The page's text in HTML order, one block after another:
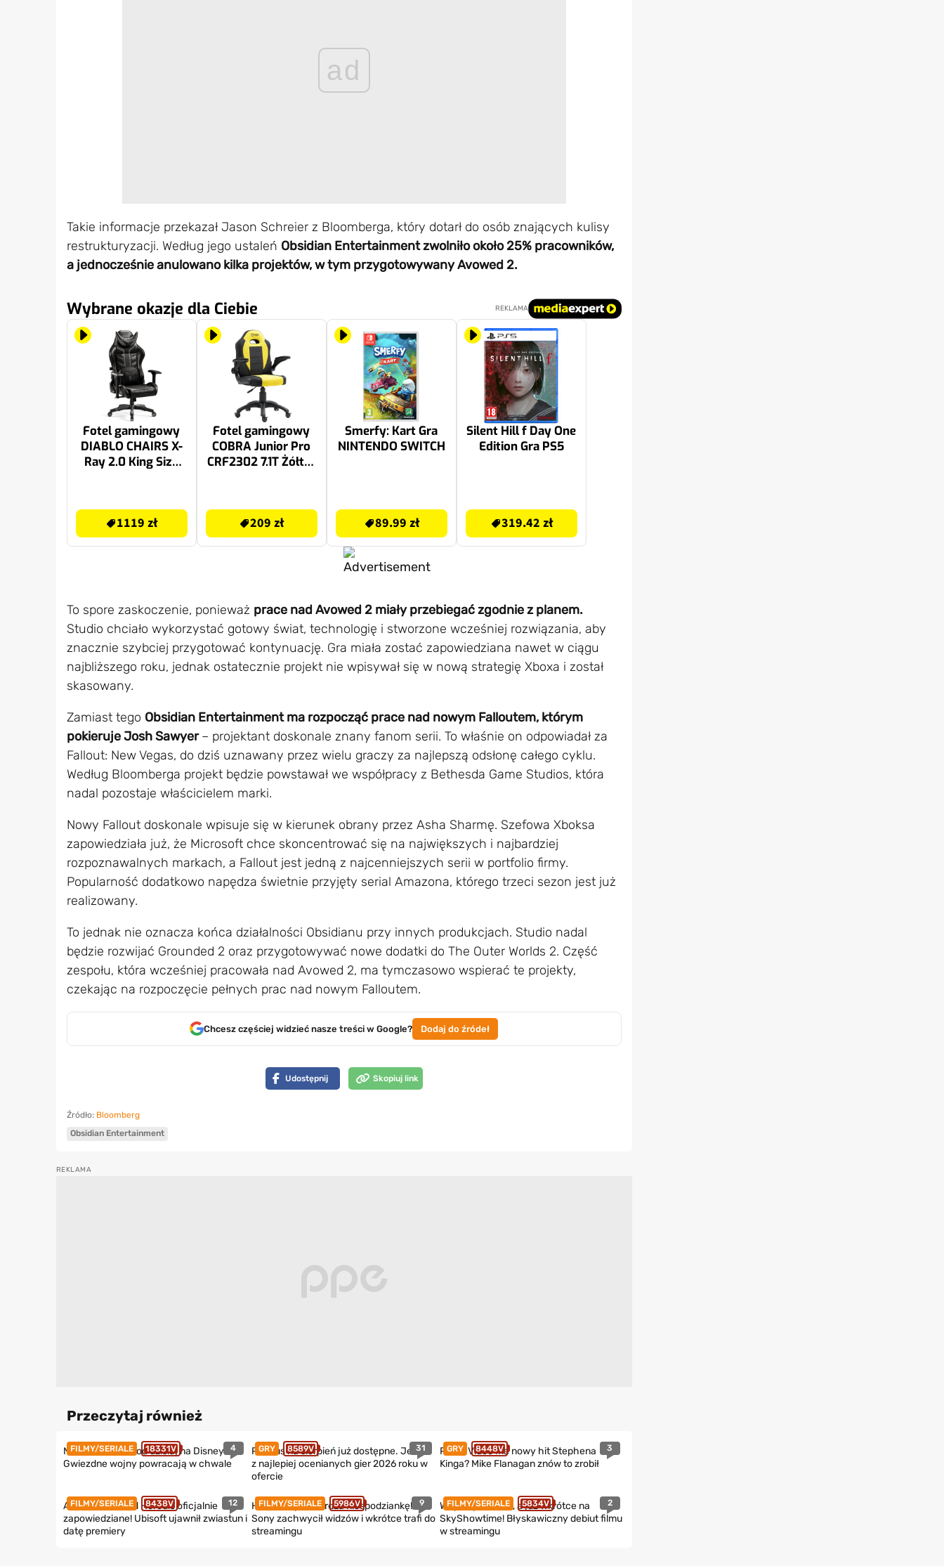
ad
Takie informacje przekazał Jason Schreier z Bloomberga, który dotarł do osób znających kulisy
restrukturyzacji. Według jego ustaleń Obsidian Entertainment zwolniło około 25% pracowników,
a jednocześnie anulowano kilka projektów, w tym przygotowywany Avowed 2.
Wybrane okazje dla Ciebie REKLAMA
Fotel gamingowy
DIABLO CHAIRS X-
Ray 2.0 King Size
1119 zł
Fotel gamingowy
COBRA Junior Pro
CRF2302 7.1T Żółto-
209 zł
Smerfy: Kart Gra
NINTENDO SWITCH
89.99 zł
Silent Hill f Day One
Edition Gra PS5
319.42 zł
To spore zaskoczenie, ponieważ prace nad Avowed 2 miały przebiegać zgodnie z planem.
Studio chciało wykorzystać gotowy świat, technologię i stworzone wcześniej rozwiązania, aby
znacznie szybciej przygotować kontynuację. Gra miała zostać zapowiedziana nawet w ciągu
najbliższego roku, jednak ostatecznie projekt nie wpisywał się w nową strategię Xboxa i został
skasowany.
Zamiast tego Obsidian Entertainment ma rozpocząć prace nad nowym Falloutem, którym
pokieruje Josh Sawyer– projektant doskonale znany fanom serii. To właśnie on odpowiadał za
Fallout: New Vegas, do dziś uznawany przez wielu graczy za najlepszą odsłonę całego cyklu.
Według Bloomberga projekt będzie powstawał we współpracy z Bethesda Game Studios, która
nadal pozostaje właścicielem marki.
Nowy Fallout doskonale wpisuje się w kierunek obrany przez Asha Sharmę. Szefowa Xboksa
zapowiedziała już, że Microsoft chce skoncentrować się na największych i najbardziej
rozpoznawalnych markach, a Fallout jest jedną z najcenniejszych serii w portfolio firmy.
Popularność dodatkowo napędza świetnie przyjęty serial Amazona, którego trzeci sezon jest już
realizowany.
To jednak nie oznacza końca działalności Obsidianu przy innych produkcjach. Studio nadal
będzie rozwijać Grounded 2 oraz przygotowywać nowe dodatki do The Outer Worlds 2. Część
zespołu, która wcześniej pracowała nad Avowed 2, ma tymczasowo wspierać te projekty,
czekając na rozpoczęcie pełnych prac nad nowym Falloutem.
Chcesz częściej widzieć nasze treści w Google? Dodaj do źródeł
Udostępnij Skopiuj link
Źródło: Bloomberg
Obsidian Entertainment
Przeczytaj również
FILMY/SERIALE 18331V 4
Nowe Star Wars od dzisiaj na Disney+.
Gwiezdne wojny powracają w chwale
GRY 8589V 31
PS Plus na sierpień już dostępne. Jedna
z najlepiej ocenianych gier 2026 roku w
ofercie
GRY 8448V 3
Prime Video ma nowy hit Stephena
Kinga? Mike Flanagan znów to zrobił
FILMY/SERIALE 8438V 12
Assassin’s Creed Heredis oficjalnie
zapowiedziane! Ubisoft ujawnił zwiastun i
datę premiery
FILMY/SERIALE 5986V 9
HBO Max potwierdza niespodziankę! Hit
Sony zachwycił widzów i wkrótce trafi do
streamingu
FILMY/SERIALE 5834V 2
W lipcu premiera, a już wkrótce na
SkyShowtime! Błyskawiczny debiut filmu
w streamingu